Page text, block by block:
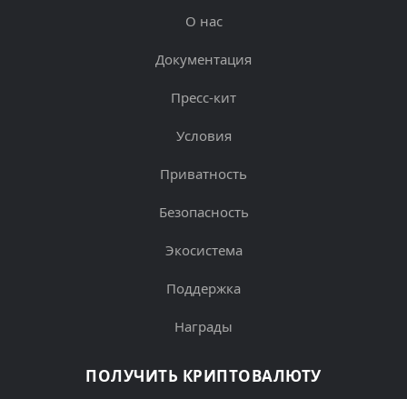
О нас
Документация
Пресс-кит
Условия
Приватность
Безопасность
Экосистема
Поддержка
Награды
ПОЛУЧИТЬ КРИПТОВАЛЮТУ